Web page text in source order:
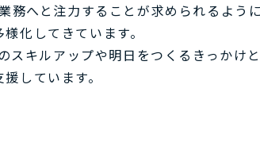
へと注力することが求められるように
化してきています。
キルアップや明日をつくるきっかけ
しています。